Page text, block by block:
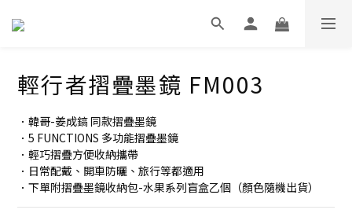
輕行者摺疊墨鏡 FM003
．韓哥-姜成鎬 同款摺疊墨鏡
．5 FUNCTIONS 多功能摺疊墨鏡
．輕巧摺疊方便收納攜帶
．日常配戴、開車防曬、旅行等都適用
．下單附摺疊墨鏡收納包-水果系列盲盒乙個（顏色隨機出貨）